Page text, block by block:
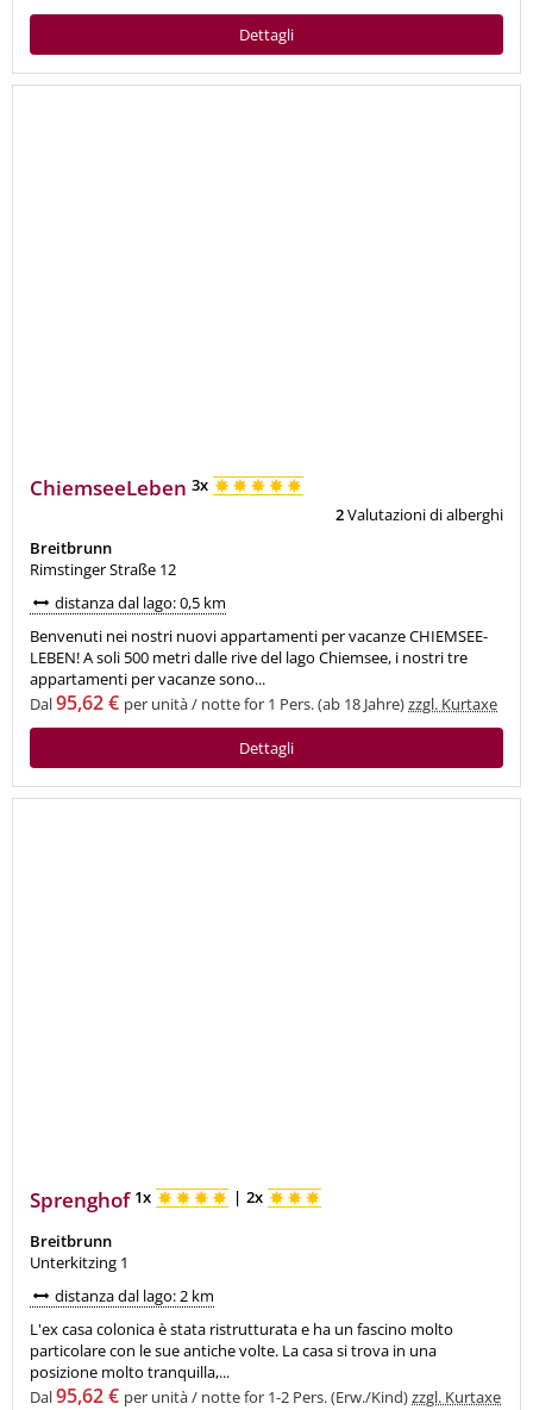
Dettagli
ChiemseeLeben 3x
2Valutazioni di alberghi
Breitbrunn
Rimstinger Straße 12
distanza dal lago: 0,5 km
Benvenuti nei nostri nuovi appartamenti per vacanze CHIEMSEE-
LEBEN! A soli 500 metri dalle rive del lago Chiemsee, i nostri tre
appartamenti per vacanze sono...
Dal95,62 € per unità / notte for 1 Pers. (ab 18 Jahre)zzgl. Kurtaxe
Dettagli
Sprenghof 1x | 2x
Breitbrunn
Unterkitzing 1
distanza dal lago: 2 km
L'ex casa colonica è stata ristrutturata e ha un fascino molto
particolare con le sue antiche volte. La casa si trova in una
posizione molto tranquilla,...
Dal95,62 € per unità / notte for 1-2 Pers. (Erw./Kind)zzgl. Kurtaxe